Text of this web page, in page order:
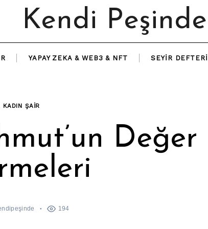
Kendi Peşinde
YAPAY ZEKA & WEB3 & NFT SEYIR DEFTERI
KADIN ŞAIR
Değer
194